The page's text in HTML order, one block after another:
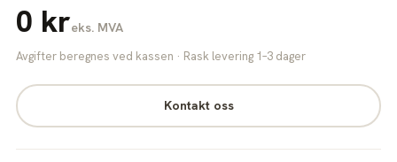
0 kreks. MVA
Avgifter beregnes ved kassen · Rask levering 1–3 dager
Kontakt oss